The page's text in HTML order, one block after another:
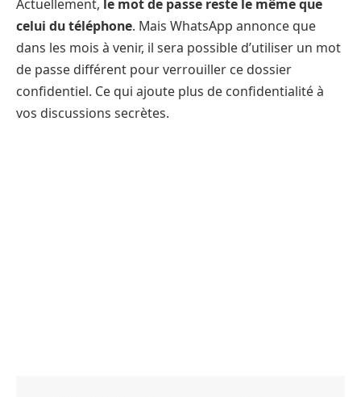
Actuellement, le mot de passe reste le même que
celui du téléphone. Mais WhatsApp annonce que
dans les mois à venir, il sera possible d’utiliser un mot
de passe différent pour verrouiller ce dossier
confidentiel. Ce qui ajoute plus de confidentialité à
vos discussions secrètes.